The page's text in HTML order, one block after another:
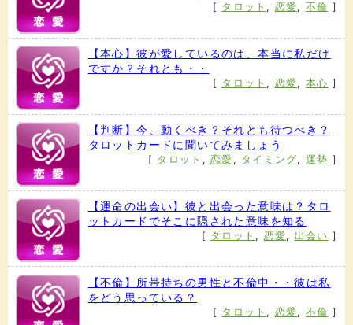
[ タロット , 恋愛, 不倫 ]
【本心】彼が愛しているのは、本当に私だけ
ですか？それとも・・
[ タロット , 恋愛, 本心 ]
【判断】今、動くべき？それとも待つべき？
タロットカードに聞いてみましょう
[ タロット ,恋愛 , タイミング, 運勢 ]
【運命の出会い】彼と出会った意味は？タロ
ットカードでそこに隠された意味を知る
[ タロット , 恋愛, 出会い ]
【不倫】所帯持ちの男性と不倫中・・彼は私
をどう思っている？
[ タロット , 恋愛, 不倫 ]